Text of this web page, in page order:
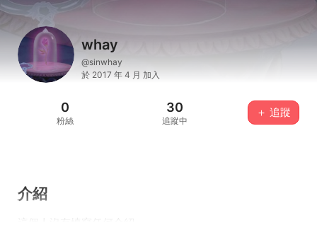
whay
@sinwhay
於 2017 年 4 月 加入
0
粉絲
30
追蹤中
＋ 追蹤
介紹